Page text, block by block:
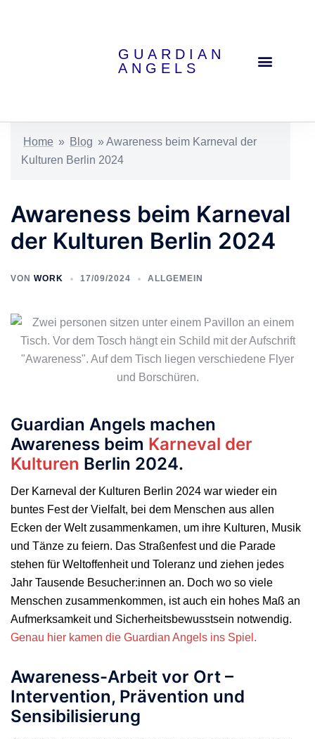
GUARDIAN
ANGELS
Home » Blog »Awareness beim Karneval der
Kulturen Berlin 2024
Awareness beim Karneval
der Kulturen Berlin 2024
VON WORK 17/09/2024 ALLGEMEIN
Guardian Angels machen
Awareness beim Karneval der
Kulturen Berlin 2024.
Der Karneval der Kulturen Berlin 2024 war wieder ein
buntes Fest der Vielfalt, bei dem Menschen aus allen
Ecken der Welt zusammenkamen, um ihre Kulturen, Musik
und Tänze zu feiern. Das Straßenfest und die Parade
stehen für Weltoffenheit und Toleranz und ziehen jedes
Jahr Tausende Besucher:innen an. Doch wo so viele
Menschen zusammenkommen, ist auch ein hohes Maß an
Aufmerksamkeit und Sicherheitsbewusstsein notwendig.
Genau hier kamen die Guardian Angels ins Spiel.
Awareness-Arbeit vor Ort –
Intervention, Prävention und
Sensibilisierung